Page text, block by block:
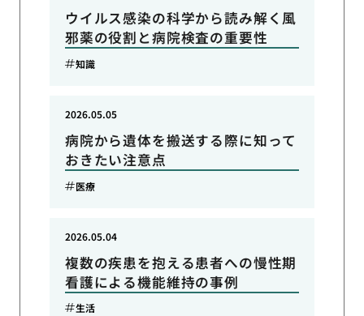
ウイルス感染の科学から読み解く風
邪薬の役割と病院検査の重要性
知識
病院から遺体を搬送する際に知って
おきたい注意点
2026.05.05
医療
複数の疾患を抱える患者への慢性期
看護による機能維持の事例
2026.05.04
生活